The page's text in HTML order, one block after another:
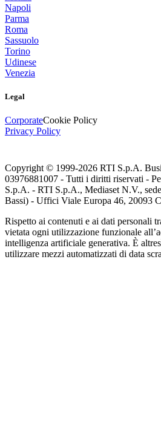
Napoli
Parma
Roma
Sassuolo
Torino
Udinese
Venezia
Legal
CorporateCookie Policy
Privacy Policy
Copyright © 1999-2026 RTI S.p.A.
03976881007 - Tutti i diritti riservati -
S.p.A. - RTI S.p.A., Mediaset N.V.,
Bassi) - Uffici Viale Europa 46, 20093
Rispetto ai contenuti e ai dati personali
vietata ogni utilizzazione funzionale
intelligenza artificiale generativa. È
utilizzare mezzi automatizzati di data